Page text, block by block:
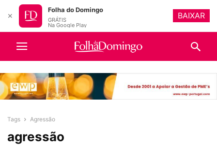
Tags Agressão
agressão
✕
Folha do Domingo
GRÁTIS
Na Google Play
BAIXAR